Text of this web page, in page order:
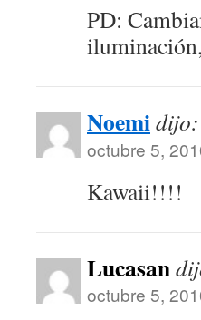
PD:
Noemidijo:
octubre 5,
Kawaii!!!!
Lucasan
octubre 5,